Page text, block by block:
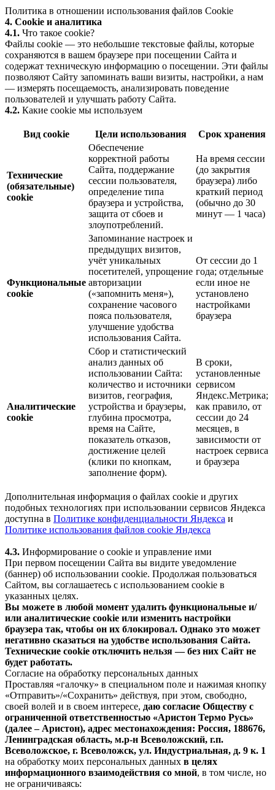
Политика в отношении использования файлов Cookie
4. Cookie и аналитика
4.1. Что такое cookie?
Файлы cookie — это небольшие текстовые файлы, которые
сохраняются в вашем браузере при посещении Сайта и
содержат техническую информацию о посещении. Эти файлы
позволяют Сайту запоминать ваши визиты, настройки, а нам
— измерять посещаемость, анализировать поведение
пользователей и улучшать работу Сайта.
4.2. Какие cookie мы используем
Вид cookie Цели использования Срок хранения
Технические
(обязательные)
cookie
Обеспечение
корректной работы
Сайта, поддержание
сессии пользователя,
определение типа
браузера и устройства,
защита от сбоев и
злоупотреблений.
На время сессии
(до закрытия
браузера) либо
краткий период
(обычно до 30
минут — 1 часа)
Функциональные
cookie
Запоминание настроек и
предыдущих визитов,
учёт уникальных
посетителей, упрощение
авторизации
(«запомнить меня»),
сохранение часового
пояса пользователя,
улучшение удобства
использования Сайта.
От сессии до 1
года; отдельные
если иное не
установлено
настройками
браузера
Аналитические
cookie
Сбор и статистический
анализ данных об
использовании Сайта:
количество и источники
визитов, география,
устройства и браузеры,
глубина просмотра,
время на Сайте,
показатель отказов,
достижение целей
(клики по кнопкам,
заполнение форм).
В сроки,
установленные
сервисом
Яндекс.Метрика;
как правило, от
сессии до 24
месяцев, в
зависимости от
настроек сервиса
и браузера
Дополнительная информация о файлах cookie и других
подобных технологиях при использовании сервисов Яндекса
доступна в Политике конфиденциальности Яндекса и
Политике использования файлов cookie Яндекса
4.3. Информирование о cookie и управление ими
При первом посещении Сайта вы видите уведомление
(баннер) об использовании cookie. Продолжая пользоваться
Сайтом, вы соглашаетесь с использованием cookie в
указанных целях.
Вы можете в любой момент удалить функциональные и/
или аналитические cookie или изменить настройки
браузера так, чтобы он их блокировал. Однако это может
негативно сказаться на удобстве использования Сайта.
Технические cookie отключить нельзя — без них Сайт не
будет работать.
Согласие на обработку персональных данных
Проставляя «галочку» в специальном поле и нажимая кнопку
«Отправить»/«Сохранить» действуя, при этом, свободно,
своей волей и в своем интересе, даю согласие Обществу с
ограниченной ответственностью «Аристон Термо Русь»
(далее – Аристон), адрес местонахождения: Россия, 188676,
Ленинградская область, м.р-н Всеволожский, г.п.
Всеволожское, г. Всеволожск, ул. Индустриальная, д. 9 к. 1
на обработку моих персональных данных в целях
информационного взаимодействия со мной, в том числе, но
не ограничиваясь: